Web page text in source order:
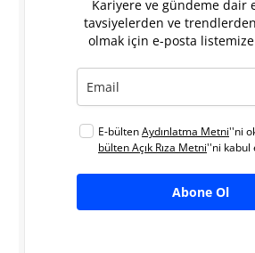
Kariyere ve gündeme dair
tavsiyelerden ve
olmak için e-posta
E-bültenAydınlatma Metni''ni
bülten Açık Rıza Metni''ni kabul
Abone Ol